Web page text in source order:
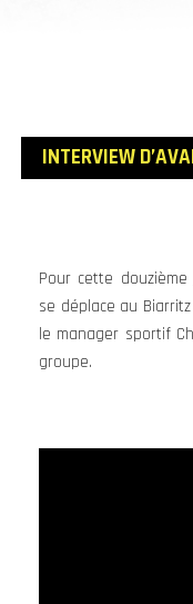
INTERVIEW
Pour cette douzième
se déplace au
le manager sportif
groupe.